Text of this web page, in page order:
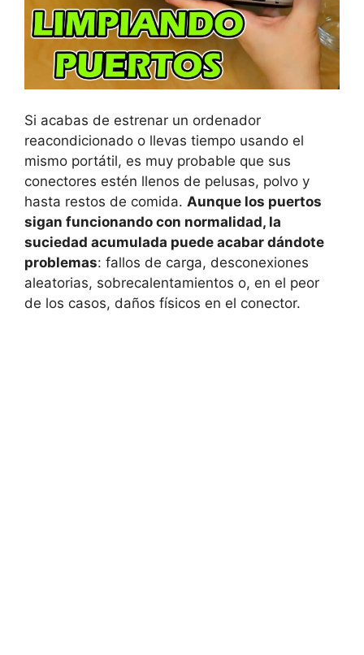
Si acabas de estrenar un ordenador
reacondicionado o llevas tiempo usando el
mismo portátil, es muy probable que sus
conectores estén llenos de pelusas, polvo y
hasta restos de comida. Aunque los puertos
sigan funcionando con normalidad, la
suciedad acumulada puede acabar dándote
problemas: fallos de carga, desconexiones
aleatorias, sobrecalentamientos o, en el peor
de los casos, daños físicos en el conector.